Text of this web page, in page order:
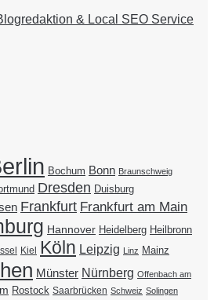
& Local SEO Service
Bochum Bonn Braunschweig
Dresden Duisburg
Frankfurt Frankfurt am Main
Hannover Heidelberg Heilbronn
Kiel Köln Leipzig Linz Mainz
Münster Nürnberg Offenbach am
Rostock Saarbrücken Schweiz Solingen